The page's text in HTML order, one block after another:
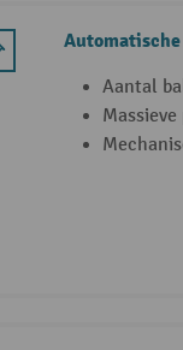
Automatische
Aantal